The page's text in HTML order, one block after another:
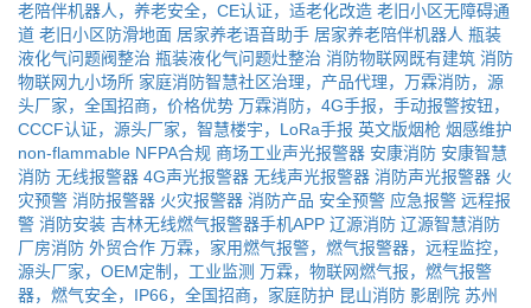
老陪伴机器人，养老安全，CE认证，适老化改造 老旧小区无障碍通
道 老旧小区防滑地面 居家养老语音助手 居家养老陪伴机器人 瓶装
液化气问题阀整治 瓶装液化气问题灶整治 消防物联网既有建筑 消防
物联网九小场所 家庭消防智慧社区治理，产品代理，万霖消防，源
头厂家，全国招商，价格优势 万霖消防，4G手报，手动报警按钮，
CCCF认证，源头厂家，智慧楼宇，LoRa手报 英文版烟枪 烟感维护
non-flammable NFPA合规 商场工业声光报警器 安康消防 安康智慧
消防 无线报警器 4G声光报警器 无线声光报警器 消防声光报警器 火
灾预警 消防报警器 火灾报警器 消防产品 安全预警 应急报警 远程报
警 消防安装 吉林无线燃气报警器手机APP 辽源消防 辽源智慧消防
厂房消防 外贸合作 万霖，家用燃气报警，燃气报警器，远程监控，
源头厂家，OEM定制，工业监测 万霖，物联网燃气报，燃气报警
器，燃气安全，IP66，全国招商，家庭防护 昆山消防 影剧院 苏州